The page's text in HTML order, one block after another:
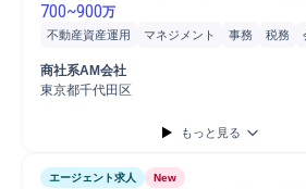
700~900万
不動産資産運用 マネジメント 事務 税務
レポーティング
不動産証券化
プロパテ
商社系AM会社
東京都千代田区
もっと見る
エージェント求人 New